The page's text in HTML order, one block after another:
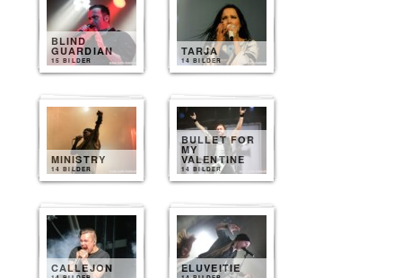
BLIND
GUARDIAN
15 BILDER
TARJA
14 BILDER
MINISTRY
14 BILDER
BULLET FOR
MY
VALENTINE
14 BILDER
CALLEJON ELUVEITIE